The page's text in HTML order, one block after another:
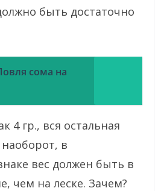
быть достаточно
сома на
4 гр., вся остальная
наоборот, в
вес должен быть в
чем на леске. Зачем?